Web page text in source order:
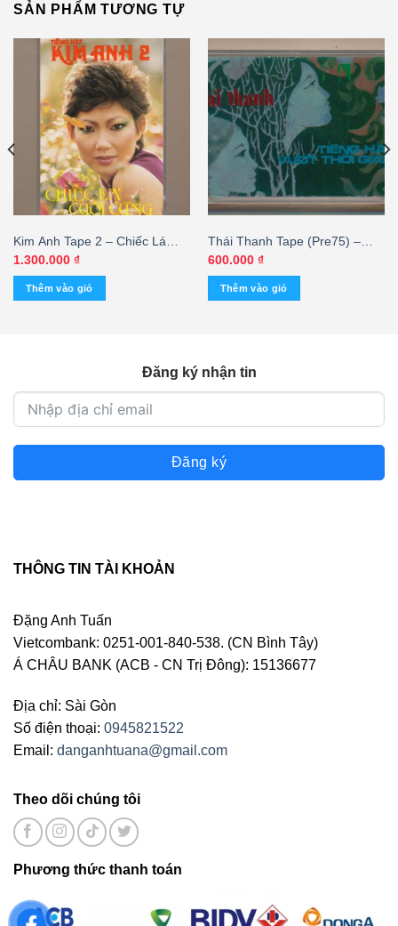
SẢN PHẨM TƯƠNG TỰ
Kim Anh Tape 2 – Chiếc Lá
Cuối Cùng (Băng Đen) KGTUS
1.300.000 ₫
Thêm vào giỏ
Thái Thanh Tape (Pre75) –
Tiếng Hát Vượt Thời Gian
(KGFR)
600.000 ₫
Thêm vào giỏ
Đăng ký nhận tin
Đăng ký
THÔNG TIN TÀI KHOẢN
Đặng Anh Tuấn
Vietcombank: 0251-001-840-538. (CN Bình Tây)
Á CHÂU BANK (ACB - CN Trị Đông): 15136677
Địa chỉ: Sài Gòn
Số điện thoại: 0945821522
Email: danganhtuana@gmail.com
Theo dõi chúng tôi
Phương thức thanh toán